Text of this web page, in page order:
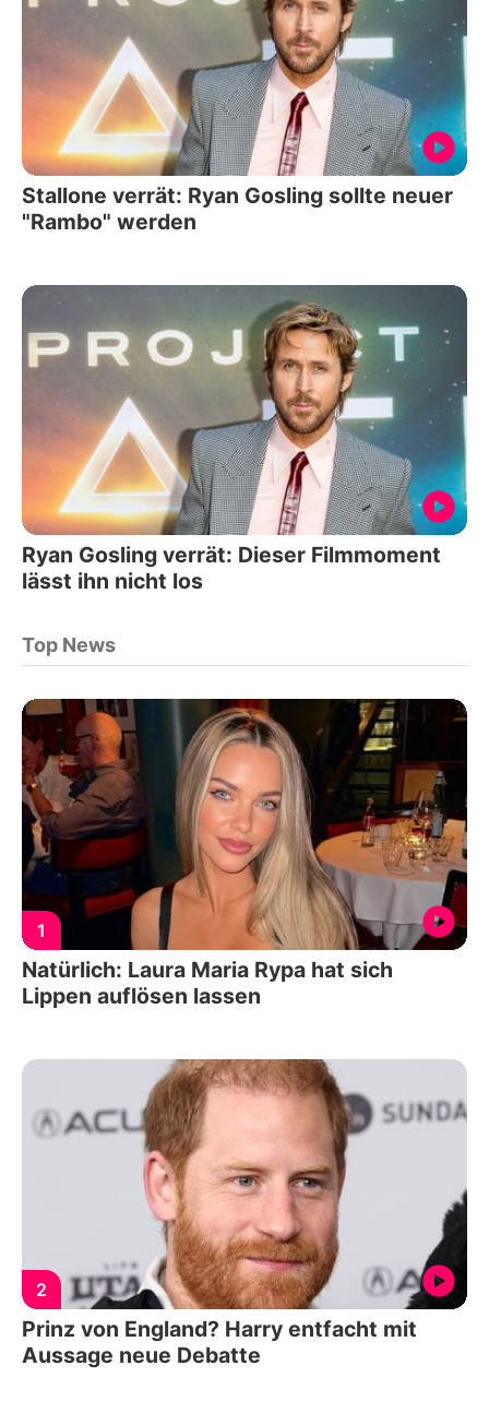
Stallone verrät: Ryan Gosling sollte neuer
"Rambo" werden
Ryan Gosling verrät: Dieser Filmmoment
lässt ihn nicht los
Top News
1
Natürlich: Laura Maria Rypa hat sich
Lippen auflösen lassen
2
Prinz von England? Harry entfacht mit
Aussage neue Debatte